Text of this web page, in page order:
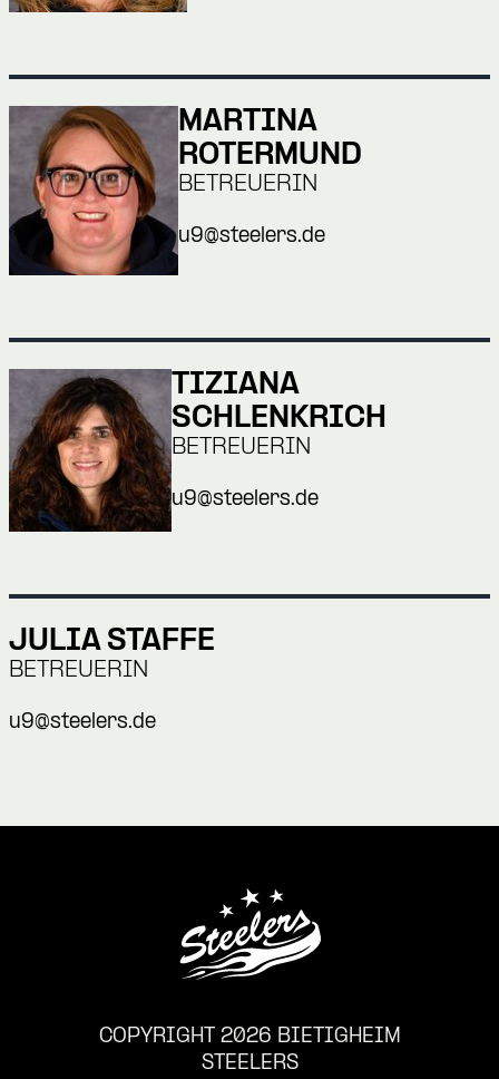
MARTINA
ROTERMUND
BETREUERIN
u9@steelers.de
TIZIANA
SCHLENKRICH
BETREUERIN
u9@steelers.de
JULIA STAFFE
BETREUERIN
u9@steelers.de
COPYRIGHT 2026 BIETIGHEIM
STEELERS